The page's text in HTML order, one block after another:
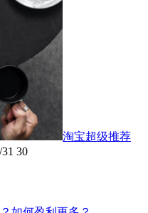
淘宝超级推荐
30